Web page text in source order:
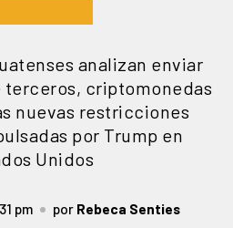
analizan enviar
terceros, criptomonedas
nuevas restricciones
por Trump en
Unidos
pm por Rebeca Senties